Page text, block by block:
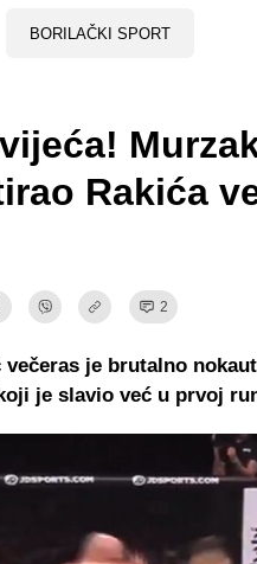
BORILAČKI SPORT
Rakića
2
je brutalno
je slavio već u prvoj